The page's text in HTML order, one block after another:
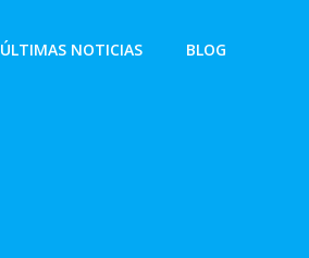
ÚLTIMAS NOTICIAS BLOG